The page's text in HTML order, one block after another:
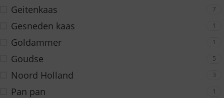
Geitenkaas 7
Gesneden kaas 1
Goldammer 1
Goudse 5
Noord Holland 3
Pan pan 1